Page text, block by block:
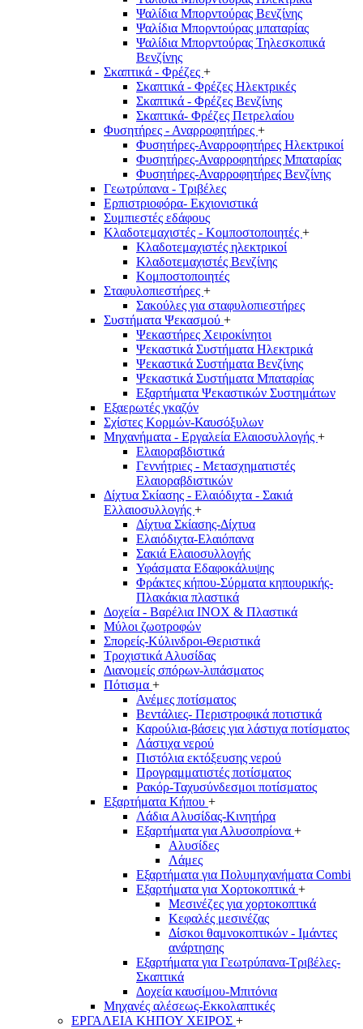
Ψαλίδια Μπορντούρας Βενζίνης
Ψαλίδια Μπορντούρας μπαταρίας
Ψαλίδια Μπορντούρας Τηλεσκοπικά
Βενζίνης
Σκαπτικά - Φρέζες +
Σκαπτικά - Φρέζες Ηλεκτρικές
Σκαπτικά - Φρέζες Βενζίνης
Σκαπτικά- Φρέζες Πετρελαίου
Φυσητήρες - Αναρροφητήρες +
Φυσητήρες-Αναρροφητήρες Ηλεκτρικοί
Φυσητήρες-Αναρροφητήρες Μπαταρίας
Φυσητήρες-Αναρροφητήρες Βενζίνης
Γεωτρύπανα - Τριβέλες
Ερπιστριοφόρα- Εκχιονιστικά
Συμπιεστές εδάφους
Κλαδοτεμαχιστές - Κομποστοποιητές +
Κλαδοτεμαχιστές ηλεκτρικοί
Κλαδοτεμαχιστές Βενζίνης
Κομποστοποιητές
Σταφυλοπιεστήρες +
Σακούλες για σταφυλοπιεστήρες
Συστήματα Ψεκασμού +
Ψεκαστήρες Χειροκίνητοι
Ψεκαστικά Συστήματα Ηλεκτρικά
Ψεκαστικά Συστήματα Βενζίνης
Ψεκαστικά Συστήματα Μπαταρίας
Εξαρτήματα Ψεκαστικών Συστημάτων
Εξαερωτές γκαζόν
Σχίστες Κορμών-Καυσόξυλων
Μηχανήματα - Εργαλεία Ελαιοσυλλογής +
Ελαιοραβδιστικά
Γεννήτριες - Μετασχηματιστές
Ελαιοραβδιστικών
Δίχτυα Σκίασης - Ελαιόδιχτα - Σακιά
Ελλαιοσυλλογής +
Δίχτυα Σκίασης-Δίχτυα
Ελαιόδιχτα-Ελαιόπανα
Σακιά Ελαιοσυλλογής
Υφάσματα Εδαφοκάλυψης
Φράκτες κήπου-Σύρματα κηπουρικής-
Πλακάκια πλαστικά
Δοχεία - Βαρέλια INOX & Πλαστικά
Μύλοι ζωοτροφών
Σπορείς-Κύλινδροι-Θεριστικά
Τροχιστικά Αλυσίδας
Διανομείς σπόρων-λιπάσματος
Πότισμα +
Ανέμες ποτίσματος
Βεντάλιες- Περιστροφικά ποτιστικά
Καρούλια-βάσεις για λάστιχα ποτίσματος
Λάστιχα νερού
Πιστόλια εκτόξευσης νερού
Προγραμματιστές ποτίσματος
Ρακόρ-Ταχυσύνδεσμοι ποτίσματος
Εξαρτήματα Κήπου +
Λάδια Αλυσίδας-Κινητήρα
Εξαρτήματα για Αλυσοπρίονα +
Αλυσίδες
Λάμες
Εξαρτήματα για Πολυμηχανήματα Combi
Εξαρτήματα για Χορτοκοπτικά +
Μεσινέζες για χορτοκοπτικά
Κεφαλές μεσινέζας
Δίσκοι θαμνοκοπτικών - Ιμάντες
ανάρτησης
Εξαρτήματα για Γεωτρύπανα-Τριβέλες-
Σκαπτικά
Δοχεία καυσίμου-Μπιτόνια
Μηχανές αλέσεως-Εκκολαπτικές
ΕΡΓΑΛΕΙΑ ΚΗΠΟΥ ΧΕΙΡΟΣ +